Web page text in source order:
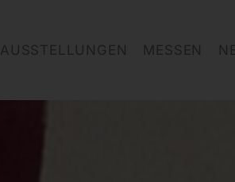
AUSSTELLUNGEN MESSEN